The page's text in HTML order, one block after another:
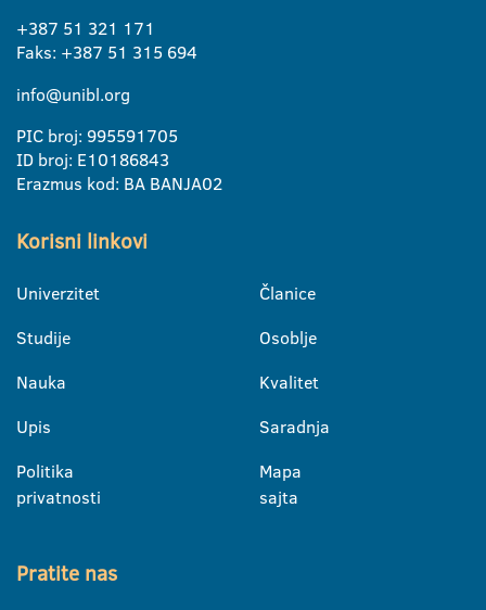
+387 51 321 171
Faks: +387 51 315 694
info@unibl.org
PIC broj: 995591705
ID broj: E10186843
Erazmus kod: BA BANJA02
Korisni linkovi
Univerzitet
Studije
Nauka
Upis
Politika
privatnosti
Članice
Osoblje
Kvalitet
Saradnja
Mapa
sajta
Pratite nas